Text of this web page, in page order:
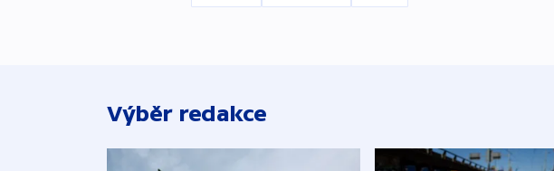
Výběr redakce